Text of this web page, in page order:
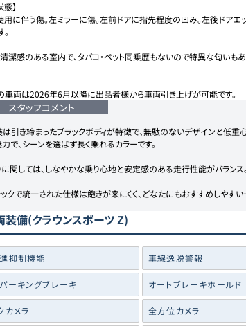
態】
用に伴う傷。左ミラーに傷。左前ドアに指先程度の凹み。左後ドアエ
潔感のある室内で、タバコ・ペット同乗歴もないので特異な匂いもあ
車両は2026年6月以降に出品者様から車両引き上げが可能です。
スタッフコメント
引き締まったブラックボディが特徴で、無駄のないデザインと低重
で、シーンを選ばず長く乗れるカラーです。
関しては、しなやかな乗り心地と安定感のある走行性能がバランス
クで統一された仕様は飽きが来にくく、どなたにもおすすめしやす
装備(クラウンスポーツ Z)
抑制機能 車線逸脱警報
ーキングブレーキ オートブレーキホールド
カメラ 全方位カメラ